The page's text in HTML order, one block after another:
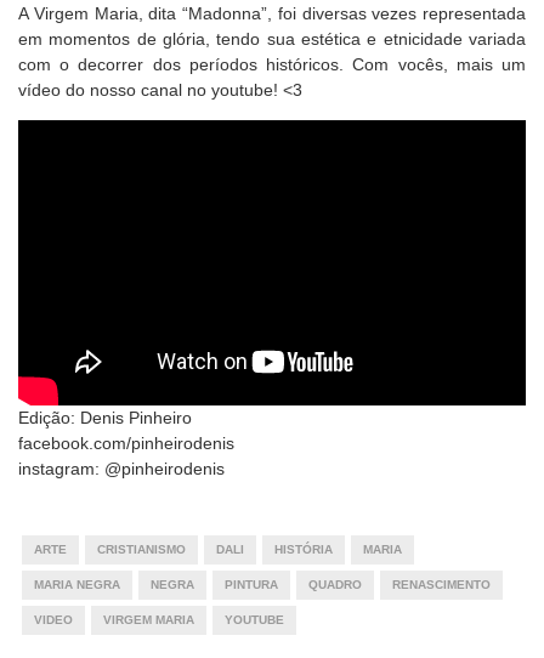
A Virgem Maria, dita “Madonna”, foi diversas vezes representada
em momentos de glória, tendo sua estética e etnicidade variada
com o decorrer dos períodos históricos. Com vocês, mais um
vídeo do nosso canal no youtube! <3
Edição: Denis Pinheiro
facebook.com/pinheirodenis
instagram: @pinheirodenis
ARTE CRISTIANISMO DALI HISTÓRIA MARIA
MARIA NEGRA NEGRA PINTURA QUADRO RENASCIMENTO
VIDEO VIRGEM MARIA YOUTUBE